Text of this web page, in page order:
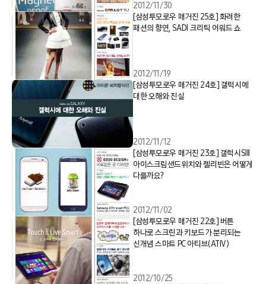
2012/11/30
[삼성투모로우 매거진 25호] 화려한
패션의 향연, SADI 크리틱 어워드 쇼
2012/11/19
[삼성투모로우 매거진 24호] 갤럭시에
대한 오해와 진실
2012/11/12
[삼성투모로우 매거진 23호] 갤럭시SIII
아이스크림샌드위치와 젤리빈은 어떻게
다를까요?
2012/11/02
[삼성투모로우 매거진 22호] 버튼
하나로 스크린과 키보드가 분리되는
신개념 스마트 PC 아티브(ATIV)
2012/10/25